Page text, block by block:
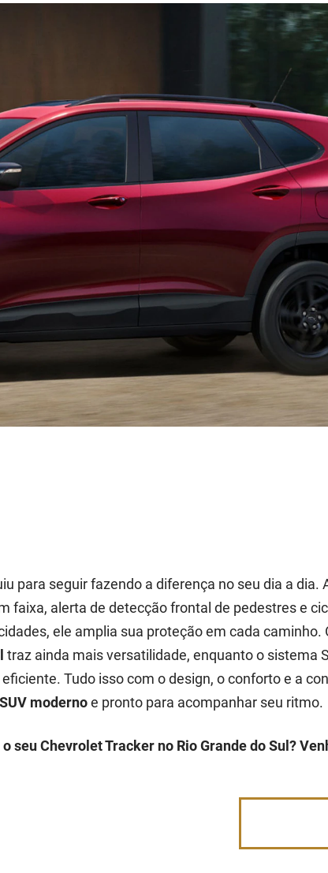
para seguir fazendo a diferença no seu dia a dia.
faixa, alerta de detecção frontal de pedestres e
ele amplia sua proteção em cada caminho.
traz ainda mais versatilidade, enquanto o sistema
Tudo isso com o design, o conforto e a
SUV modernoe pronto para acompanhar seu ritmo.
seu Chevrolet Tracker no Rio Grande do Sul?